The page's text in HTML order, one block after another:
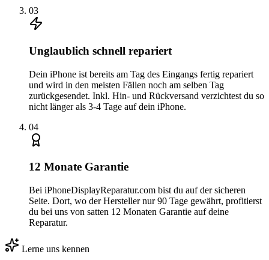
03
Unglaublich schnell repariert
Dein iPhone ist bereits am Tag des Eingangs fertig repariert
und wird in den meisten Fällen noch am selben Tag
zurückgesendet. Inkl. Hin- und Rückversand verzichtest du so
nicht länger als 3-4 Tage auf dein iPhone.
04
12 Monate Garantie
Bei iPhoneDisplayReparatur.com bist du auf der sicheren
Seite. Dort, wo der Hersteller nur 90 Tage gewährt, profitierst
du bei uns von satten 12 Monaten Garantie auf deine
Reparatur.
Lerne uns kennen